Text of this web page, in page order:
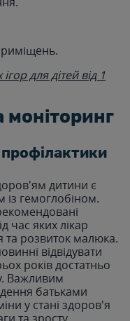
для дітей від 1
моніторинг
профілактики
дитини є
гемоглобіном.
час яких лікар
та розвиток малюка.
відвідувати
років достатньо
Важливим
батьками
у стані здоров'я